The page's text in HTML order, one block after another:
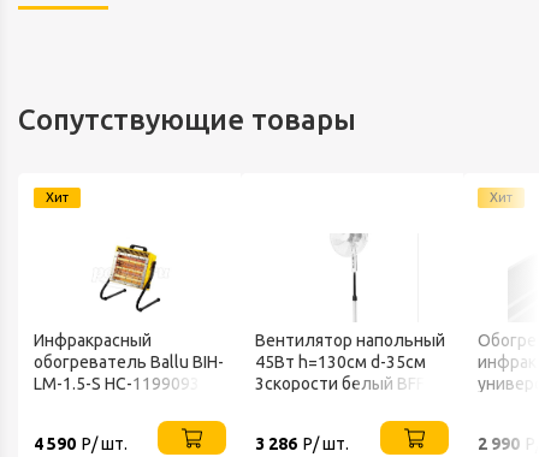
Сопутствующие товары
Хит
Инфракрасный
обогреватель Ballu BIH-
LM-1.5-S НС-1199093
4 590 Р/ шт.
Вентилятор напольный
45Вт h=130см d-35см
3скорости белый BFF-
3 286 Р/ шт.
Хит
2 990